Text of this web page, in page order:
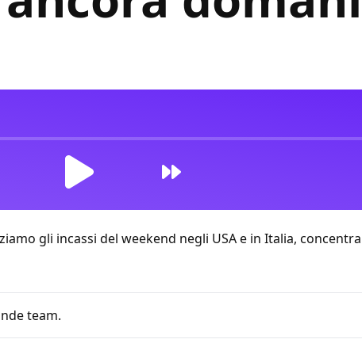
gli incassi del weekend negli USA e in Italia,
team.